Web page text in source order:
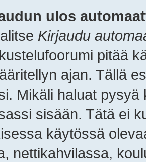
ulos
Kirjaudu
pitää
ajan. Tällä
Mikäli haluat
sisään. Tätä ei
käytössä
nettikahvilassa,